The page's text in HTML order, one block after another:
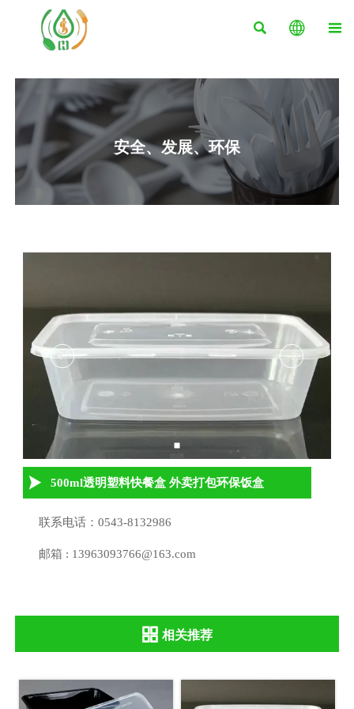
  
安全、发展、环保
 500ml透明塑料快餐盒 外卖打包环保饭盒
联系电话：0543-8132986
邮箱 : 13963093766@163.com
 相关推荐